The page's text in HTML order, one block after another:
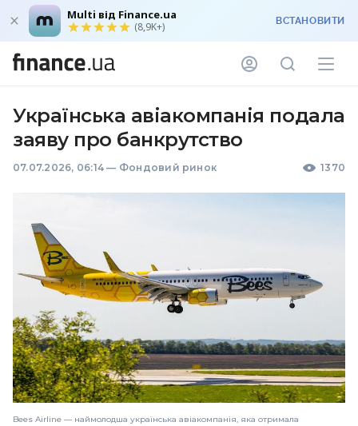
Multi від Finance.ua
(8,9K+) ВСТАНОВИТИ
Українська авіакомпанія подала
заяву про банкрутство
07.07.2026, 06:14 — Фондовий ринок 1370
Bees Airline — наймолодша українська авіакомпанія, яка отримала